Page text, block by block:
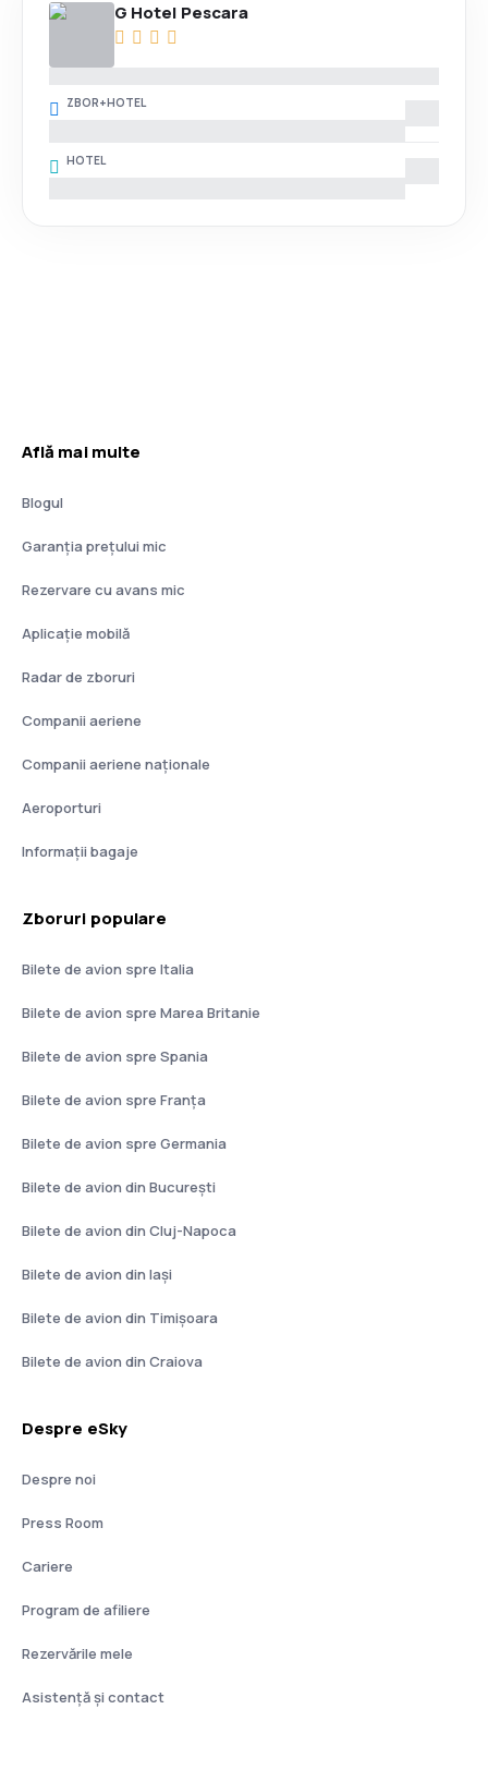
G Hotel Pescara
ZBOR+HOTEL
HOTEL
Află mai multe
Blogul
Garanția prețului mic
Rezervare cu avans mic
Aplicație mobilă
Radar de zboruri
Companii aeriene
Companii aeriene naţionale
Aeroporturi
Informații bagaje
Zboruri populare
Bilete de avion spre Italia
Bilete de avion spre Marea Britanie
Bilete de avion spre Spania
Bilete de avion spre Franţa
Bilete de avion spre Germania
Bilete de avion din București
Bilete de avion din Cluj-Napoca
Bilete de avion din Iași
Bilete de avion din Timișoara
Bilete de avion din Craiova
Despre eSky
Despre noi
Press Room
Cariere
Program de afiliere
Rezervările mele
Asistenţă şi contact